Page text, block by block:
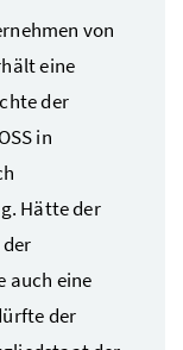
von
eine
der
in
Hätte der
auch eine
der